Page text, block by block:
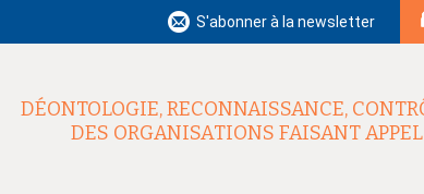
S'abonner à la newsletter
DÉONTOLOGIE, RECONNAISSANCE,
DES ORGANISATIONS FAISANT